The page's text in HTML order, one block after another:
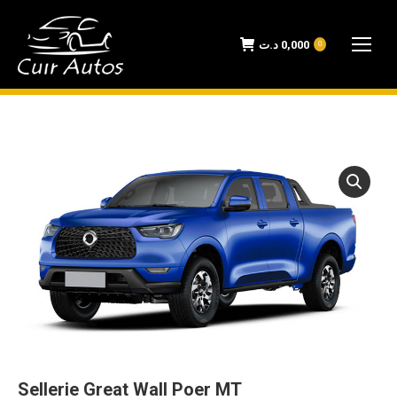
0,000 د.ت 0
Sellerie Great Wall Poer MT